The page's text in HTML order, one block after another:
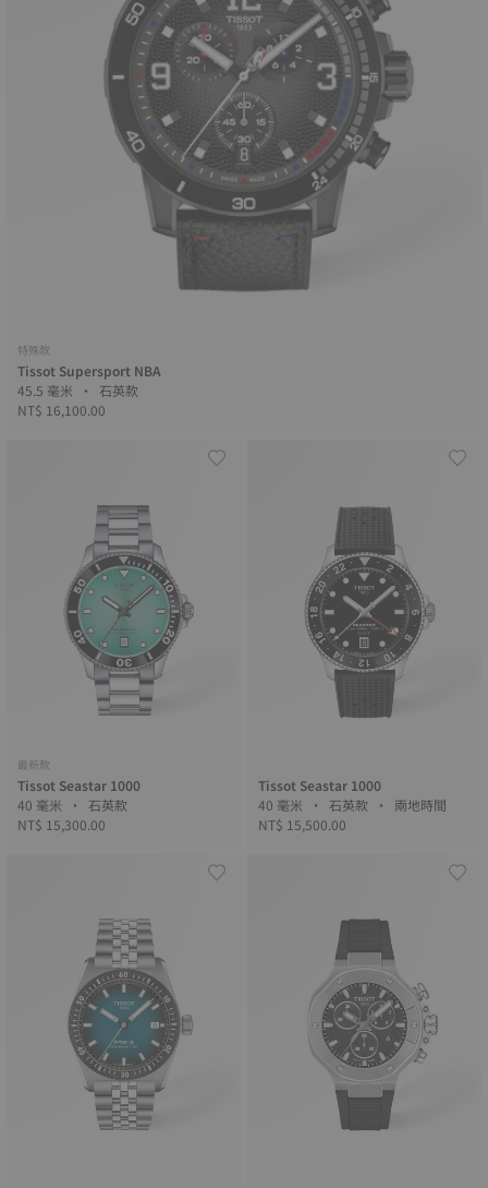
特殊款
Tissot Supersport NBA
45.5 毫米 • 石英款
NT$ 16,100.00
最新款
Tissot Seastar 1000
40 毫米 • 石英款
NT$ 15,300.00
Tissot Seastar 1000
40 毫米 • 石英款 • 兩地時間
NT$ 15,500.00